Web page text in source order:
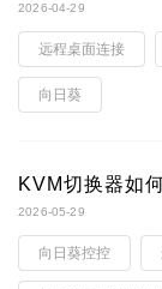
2026-04-29
远程桌面连接
向日葵
KVM切换器如
2026-05-29
向日葵控控